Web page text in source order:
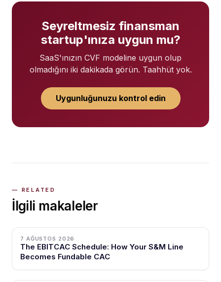
Seyreltmesiz finansman
startup'ınıza uygun mu?
SaaS'ınızın CVF modeline uygun olup
olmadığını iki dakikada görün. Taahhüt yok.
Uygunluğunuzu kontrol edin
İlgili makaleler
7 AĞUSTOS 2026
The EBITCAC Schedule: How Your S&M Line
Becomes Fundable CAC